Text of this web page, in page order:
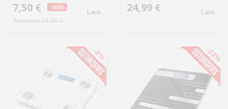
7,50 € -50%
Tavahind 14,99 €
Laos 24,99 € Laos
-2% -22%